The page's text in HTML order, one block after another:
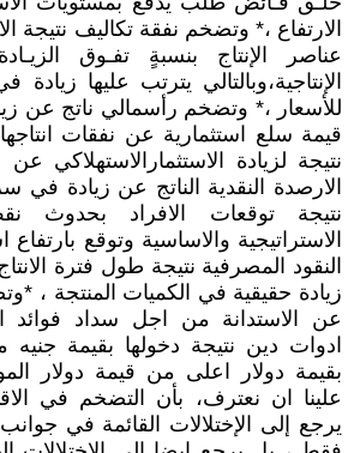
الارتفاع ،* وتضخم نفقة تكاليف نتيجة
عناصر الإنتاج بنسبةٍ تفـوق
الإنتاجية،وبالتالي يترتب عليها
للأسعار ،* وتضخم رأسمالي ناتج عن
قيمة سلع استثمارية عن نفقات
نتيجة لزيادة الاستثمارالاستهلاكي
الارصدة النقدية الناتج عن زيادة في
نتيجة توقعات الافراد بحدوث
الاستراتيجية والاساسية وتوقع
النقود المصرفية نتيجة طول فترة
زيادة حقيقية في الكميات المنتجة ،
عن الاستدانة من اجل سداد فوائد
ادوات دين نتيجة دخولها بقيمة
بقيمة دولار اعلى من قيمة دولار
علينا ان نعترف، بأن التضخم في
يرجع إلى الإختلالات القائمة في